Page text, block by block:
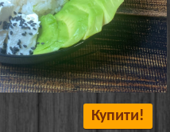
Купити!